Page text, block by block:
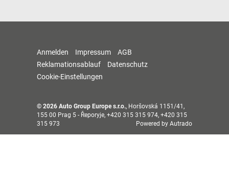
Anmelden Impressum
AGB
Reklamationsablauf
Datenschutz
Cookie-Einstellungen
© 2026 Auto Group Europe s.r.o., Horšovská 1151/41 ,
155 00 Prag 5 - Řeporyje, +420 315 315 974, +420 315
315 973
Powered by Autrado